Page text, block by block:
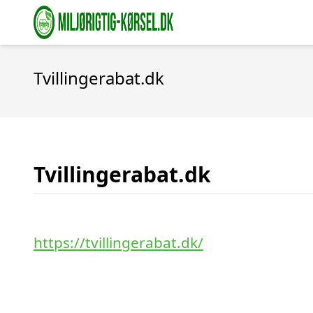
Tvillingerabat.dk
Tvillingerabat.dk
https://tvillingerabat.dk/